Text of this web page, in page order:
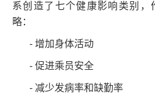
系创造了七个健康影响类别，
略：
- 增加身体活动
- 促进乘员安全
- 减少发病率和缺勤率